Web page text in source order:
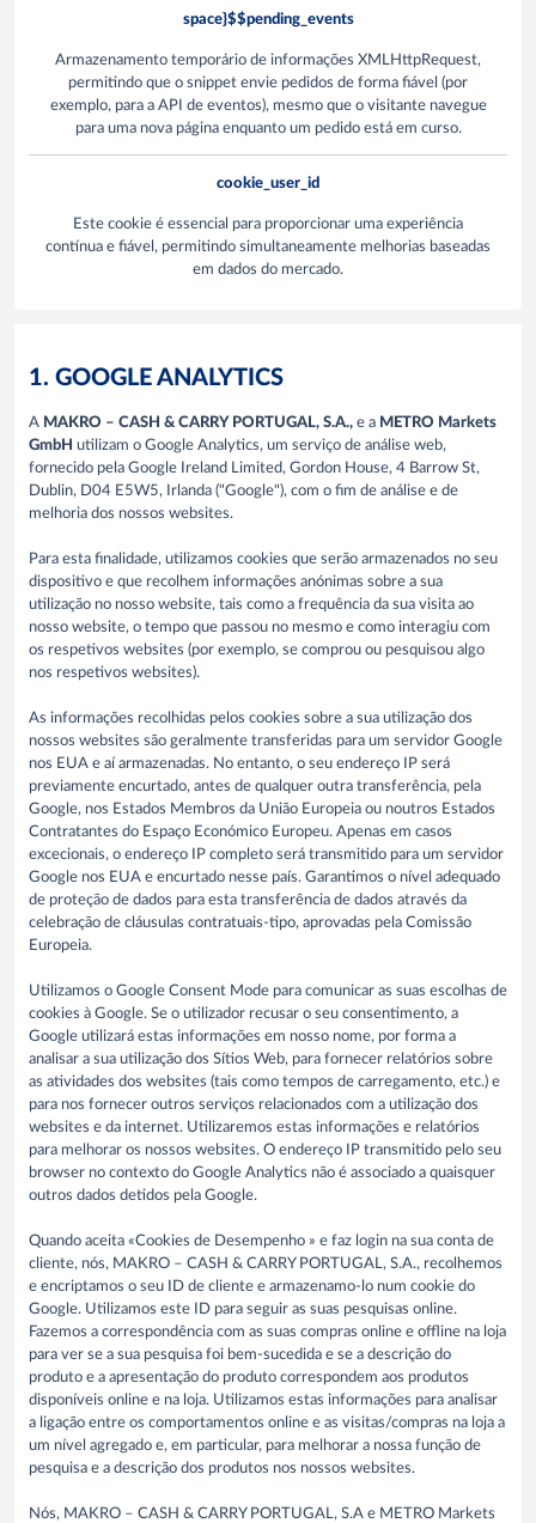
space}$$pending_events
Armazenamento temporário de informações XMLHttpRequest,
permitindo que o snippet envie pedidos de forma fiável (por
exemplo, para a API de eventos), mesmo que o visitante navegue
para uma nova página enquanto um pedido está em curso.
cookie_user_id
Este cookie é essencial para proporcionar uma experiência
contínua e fiável, permitindo simultaneamente melhorias baseadas
em dados do mercado.
1. GOOGLE ANALYTICS
A MAKRO – CASH & CARRY PORTUGAL, S.A., e a METRO Markets
GmbH utilizam o Google Analytics, um serviço de análise web,
fornecido pela Google Ireland Limited, Gordon House, 4 Barrow St,
Dublin, D04 E5W5, Irlanda ("Google"), com o fim de análise e de
melhoria dos nossos websites.
Para esta finalidade, utilizamos cookies que serão armazenados no seu
dispositivo e que recolhem informações anónimas sobre a sua
utilização no nosso website, tais como a frequência da sua visita ao
nosso website, o tempo que passou no mesmo e como interagiu com
os respetivos websites (por exemplo, se comprou ou pesquisou algo
nos respetivos websites).
As informações recolhidas pelos cookies sobre a sua utilização dos
nossos websites são geralmente transferidas para um servidor Google
nos EUA e aí armazenadas. No entanto, o seu endereço IP será
previamente encurtado, antes de qualquer outra transferência, pela
Google, nos Estados Membros da União Europeia ou noutros Estados
Contratantes do Espaço Económico Europeu. Apenas em casos
excecionais, o endereço IP completo será transmitido para um servidor
Google nos EUA e encurtado nesse país. Garantimos o nível adequado
de proteção de dados para esta transferência de dados através da
celebração de cláusulas contratuais-tipo, aprovadas pela Comissão
Europeia.
Utilizamos o Google Consent Mode para comunicar as suas escolhas de
cookies à Google. Se o utilizador recusar o seu consentimento, a
Google utilizará estas informações em nosso nome, por forma a
analisar a sua utilização dos Sítios Web, para fornecer relatórios sobre
as atividades dos websites (tais como tempos de carregamento, etc.) e
para nos fornecer outros serviços relacionados com a utilização dos
websites e da internet. Utilizaremos estas informações e relatórios
para melhorar os nossos websites. O endereço IP transmitido pelo seu
browser no contexto do Google Analytics não é associado a quaisquer
outros dados detidos pela Google.
Quando aceita «Cookies de Desempenho » e faz login na sua conta de
cliente, nós, MAKRO – CASH & CARRY PORTUGAL, S.A., recolhemos
e encriptamos o seu ID de cliente e armazenamo-lo num cookie do
Google. Utilizamos este ID para seguir as suas pesquisas online.
Fazemos a correspondência com as suas compras online e offline na loja
para ver se a sua pesquisa foi bem-sucedida e se a descrição do
produto e a apresentação do produto correspondem aos produtos
disponíveis online e na loja. Utilizamos estas informações para analisar
a ligação entre os comportamentos online e as visitas/compras na loja a
um nível agregado e, em particular, para melhorar a nossa função de
pesquisa e a descrição dos produtos nos nossos websites.
Nós, MAKRO – CASH & CARRY PORTUGAL, S.A e METRO Markets